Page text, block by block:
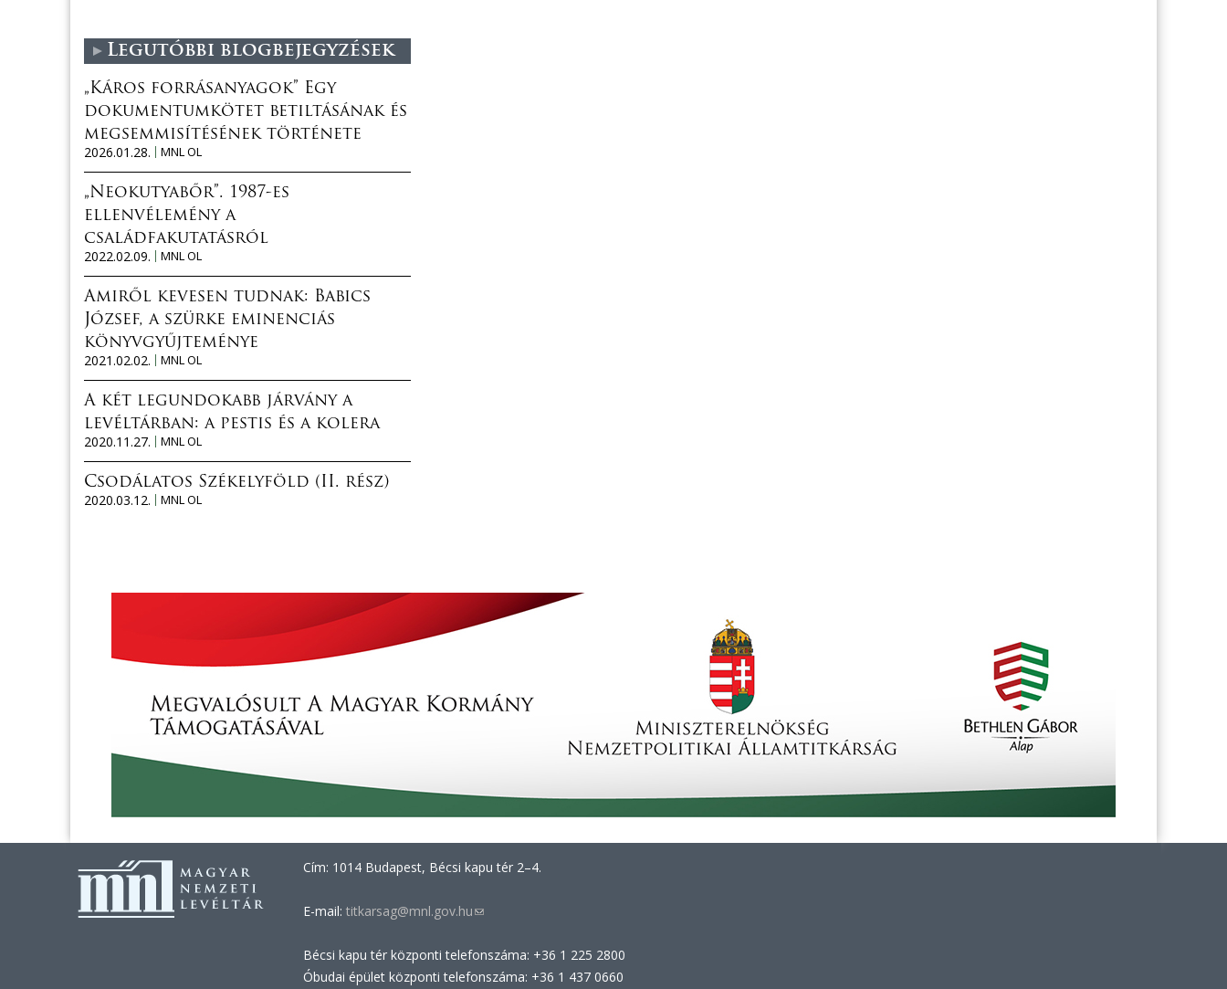
Legutóbbi blogbejegyzések
„Káros forrásanyagok” Egy
dokumentumkötet betiltásának és
megsemmisítésének története
2026.01.28.
MNL OL
„Neokutyabőr”. 1987-es
ellenvélemény a
családfakutatásról
2022.02.09.
MNL OL
Amiről kevesen tudnak: Babics
József, a szürke eminenciás
könyvgyűjteménye
2021.02.02.
MNL OL
A két legundokabb járvány a
levéltárban: a pestis és a kolera
2020.11.27.
MNL OL
Csodálatos Székelyföld (II. rész)
2020.03.12.
MNL OL
Cím: 1014 Budapest, Bécsi kapu tér 2–4.
E-mail: titkarsag@mnl.gov.hu(link
e-
mail)
Bécsi kapu tér központi telefonszáma: +36 1 225 2800
Óbudai épület központi telefonszáma: +36 1 437 0660